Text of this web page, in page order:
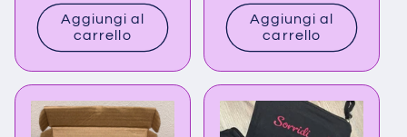
listinoAggiungi al
carrello
listino
Aggiungi al
carrello